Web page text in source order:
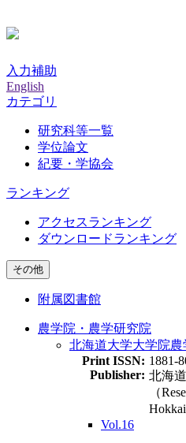
入力補助
English
カテゴリ
研究科等一覧
学位論文
紀要・学協会
ランキング
アクセスランキング
ダウンロードランキング
その他
附属図書館
農学院・農学研究院
北海道大学大学院
Print ISSN: 1881-
Publisher: 北海
（
Vol.16